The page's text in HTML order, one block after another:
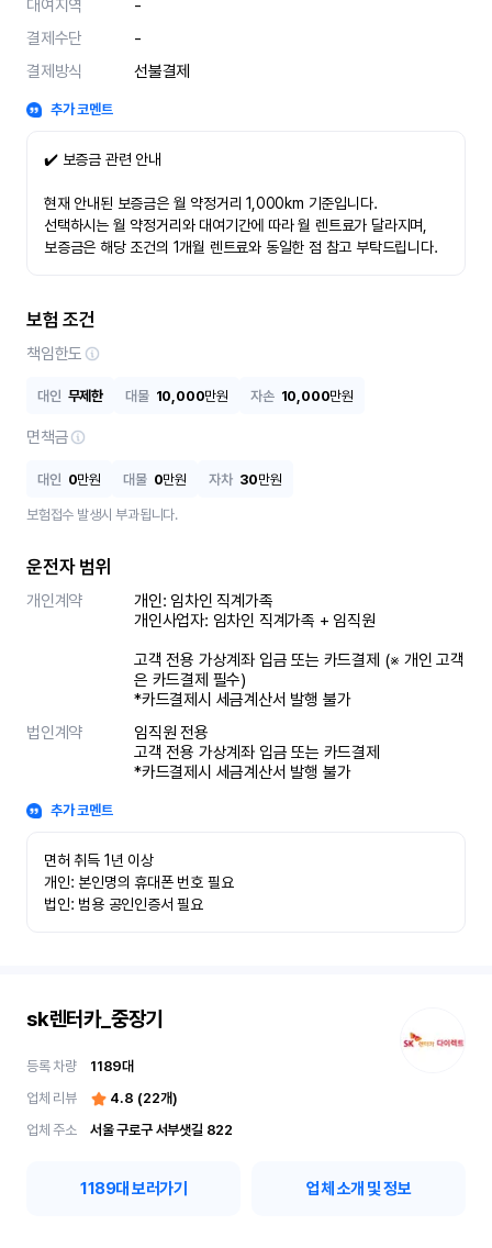
대여지역
-
결제수단
-
결제방식
선불결제
추가 코멘트
✔️ 보증금 관련 안내
현재 안내된 보증금은 월 약정거리 1,000km 기준입니다.
선택하시는 월 약정거리와 대여기간에 따라 월 렌트료가 달라지며,
보증금은 해당 조건의 1개월 렌트료와 동일한 점 참고 부탁드립니다.
보험 조건
책임한도
대인 무제한 대물 10,000만원 자손 10,000만원
면책금
대인 0만원 대물 0만원 자차 30만원
보험접수 발생시 부과됩니다.
운전자 범위
개인계약
개인: 임차인 직계가족
개인사업자: 임차인 직계가족 + 임직원
고객 전용 가상계좌 입금 또는 카드결제 (※ 개인 고객
은 카드결제 필수)
*카드결제시 세금계산서 발행 불가
법인계약
임직원 전용
고객 전용 가상계좌 입금 또는 카드결제
*카드결제시 세금계산서 발행 불가
추가 코멘트
면허 취득 1년 이상
개인: 본인명의 휴대폰 번호 필요
법인: 범용 공인인증서 필요
sk렌터카_중장기
등록 차량 1189대
업체 리뷰
4.8 (22개)
업체 주소
서울 구로구 서부샛길 822
1189대 보러가기 업체 소개 및 정보